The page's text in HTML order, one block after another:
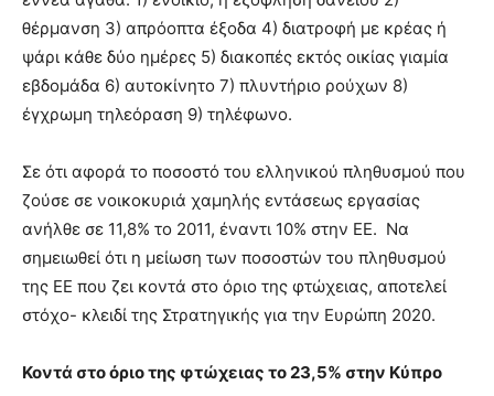
θέρμανση 3) απρόοπτα έξοδα 4) διατροφή με κρέας ή
ψάρι κάθε δύο ημέρες 5) διακοπές εκτός οικίας γιαμία
εβδομάδα 6) αυτοκίνητο 7) πλυντήριο ρούχων 8)
έγχρωμη τηλεόραση 9) τηλέφωνο.
Σε ότι αφορά το ποσοστό του ελληνικού πληθυσμού που
ζούσε σε νοικοκυριά χαμηλής εντάσεως εργασίας
ανήλθε σε 11,8% το 2011, έναντι 10% στην ΕΕ. Να
σημειωθεί ότι η μείωση των ποσοστών του πληθυσμού
της ΕΕ που ζει κοντά στο όριο της φτώχειας, αποτελεί
στόχο- κλειδί της Στρατηγικής για την Ευρώπη 2020.
Κοντά στο όριο της φτώχειας το 23,5% στην Κύπρο